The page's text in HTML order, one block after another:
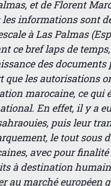
et de Florent
les informations sont
à Las Palmas
ce bref laps de
des
que les autorisations
marocaine, ce
En effet, il y a
puis leur
le tout sous
avec pour
à destination
au marché européen